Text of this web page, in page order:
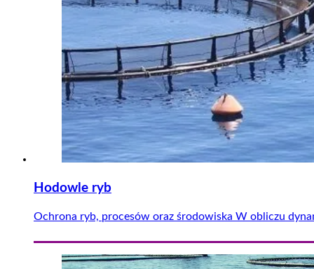
Hodowle ryb
Ochrona ryb, procesów oraz środowiska W obliczu